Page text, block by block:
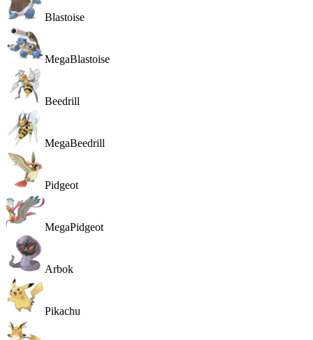
Blastoise
MegaBlastoise
Beedrill
MegaBeedrill
Pidgeot
MegaPidgeot
Arbok
Pikachu